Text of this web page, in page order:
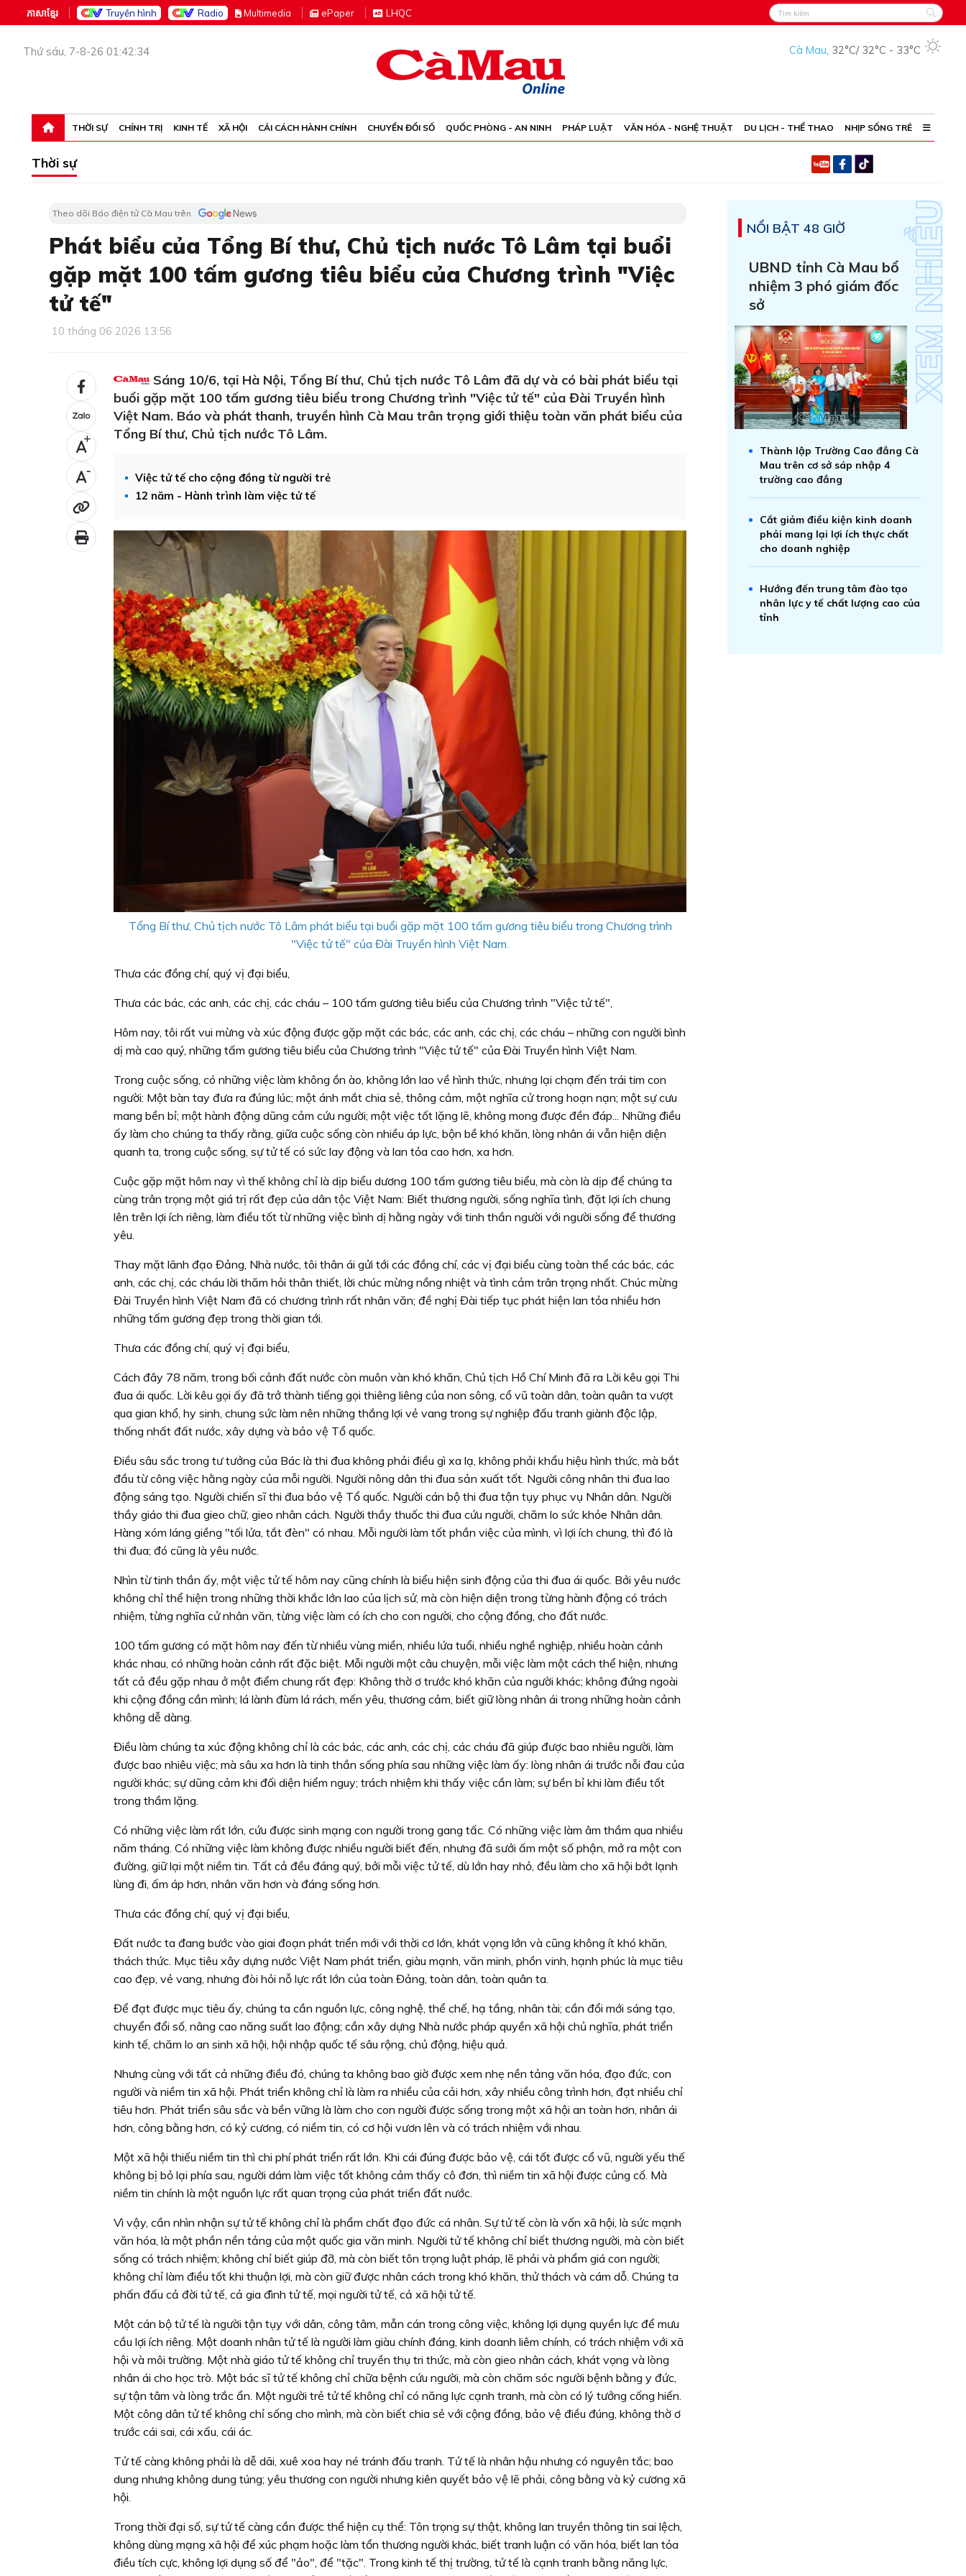
ភាសាខ្មែរ Truyền hình Radio Multimedia ePaper LHQC
Thứ sáu, 7-8-26 01:42:34 Cà Mau, 32°C/ 32°C - 33°C
THỜI SỰ CHÍNH TRỊ KINH TẾ XÃ HỘI CẢI CÁCH HÀNH CHÍNH CHUYỂN ĐỔI SỐ QUỐC PHÒNG - AN NINH PHÁP LUẬT VĂN HÓA - NGHỆ THUẬT DU LỊCH - THỂ THAO NHỊP SỐNG TRẺ
Thời sự
Theo dõi Báo điện tử Cà Mau trên
Phát biểu của Tổng Bí thư, Chủ tịch nước Tô Lâm tại buổi
gặp mặt 100 tấm gương tiêu biểu của Chương trình "Việc
tử tế"
10 tháng 06 2026 13:56
+
-
Sáng 10/6, tại Hà Nội, Tổng Bí thư, Chủ tịch nước Tô Lâm đã dự và có bài phát biểu tại
buổi gặp mặt 100 tấm gương tiêu biểu trong Chương trình "Việc tử tế" của Đài Truyền hình
Việt Nam. Báo và phát thanh, truyền hình Cà Mau trân trọng giới thiệu toàn văn phát biểu của
Tổng Bí thư, Chủ tịch nước Tô Lâm.
Việc tử tế cho cộng đồng từ người trẻ
12 năm - Hành trình làm việc tử tế
Tổng Bí thư, Chủ tịch nước Tô Lâm phát biểu tại buổi gặp mặt 100 tấm gương tiêu biểu trong Chương trình
"Việc tử tế" của Đài Truyền hình Việt Nam.
Thưa các đồng chí, quý vị đại biểu,
Thưa các bác, các anh, các chị, các cháu – 100 tấm gương tiêu biểu của Chương trình "Việc tử tế",
Hôm nay, tôi rất vui mừng và xúc động được gặp mặt các bác, các anh, các chị, các cháu – những con người bình
dị mà cao quý, những tấm gương tiêu biểu của Chương trình "Việc tử tế" của Đài Truyền hình Việt Nam.
Trong cuộc sống, có những việc làm không ồn ào, không lớn lao về hình thức, nhưng lại chạm đến trái tim con
người: Một bàn tay đưa ra đúng lúc; một ánh mắt chia sẻ, thông cảm, một nghĩa cử trong hoạn nạn; một sự cưu
mang bền bỉ; một hành động dũng cảm cứu người; một việc tốt lặng lẽ, không mong được đền đáp... Những điều
ấy làm cho chúng ta thấy rằng, giữa cuộc sống còn nhiều áp lực, bộn bề khó khăn, lòng nhân ái vẫn hiện diện
quanh ta, trong cuộc sống, sự tử tế có sức lay động và lan tỏa cao hơn, xa hơn.
Cuộc gặp mặt hôm nay vì thế không chỉ là dịp biểu dương 100 tấm gương tiêu biểu, mà còn là dịp để chúng ta
cùng trân trọng một giá trị rất đẹp của dân tộc Việt Nam: Biết thương người, sống nghĩa tình, đặt lợi ích chung
lên trên lợi ích riêng, làm điều tốt từ những việc bình dị hằng ngày với tinh thần người với người sống để thương
yêu.
Thay mặt lãnh đạo Đảng, Nhà nước, tôi thân ái gửi tới các đồng chí, các vị đại biểu cùng toàn thể các bác, các
anh, các chị, các cháu lời thăm hỏi thân thiết, lời chúc mừng nồng nhiệt và tình cảm trân trọng nhất. Chúc mừng
Đài Truyền hình Việt Nam đã có chương trình rất nhân văn; đề nghị Đài tiếp tục phát hiện lan tỏa nhiều hơn
những tấm gương đẹp trong thời gian tới.
Thưa các đồng chí, quý vị đại biểu,
Cách đây 78 năm, trong bối cảnh đất nước còn muôn vàn khó khăn, Chủ tịch Hồ Chí Minh đã ra Lời kêu gọi Thi
đua ái quốc. Lời kêu gọi ấy đã trở thành tiếng gọi thiêng liêng của non sông, cổ vũ toàn dân, toàn quân ta vượt
qua gian khổ, hy sinh, chung sức làm nên những thắng lợi vẻ vang trong sự nghiệp đấu tranh giành độc lập,
thống nhất đất nước, xây dựng và bảo vệ Tổ quốc.
Điều sâu sắc trong tư tưởng của Bác là thi đua không phải điều gì xa lạ, không phải khẩu hiệu hình thức, mà bắt
đầu từ công việc hằng ngày của mỗi người. Người nông dân thi đua sản xuất tốt. Người công nhân thi đua lao
động sáng tạo. Người chiến sĩ thi đua bảo vệ Tổ quốc. Người cán bộ thi đua tận tụy phục vụ Nhân dân. Người
thầy giáo thi đua gieo chữ, gieo nhân cách. Người thầy thuốc thi đua cứu người, chăm lo sức khỏe Nhân dân.
Hàng xóm láng giềng "tối lửa, tắt đèn" có nhau. Mỗi người làm tốt phần việc của mình, vì lợi ích chung, thì đó là
thi đua; đó cũng là yêu nước.
Nhìn từ tinh thần ấy, một việc tử tế hôm nay cũng chính là biểu hiện sinh động của thi đua ái quốc. Bởi yêu nước
không chỉ thể hiện trong những thời khắc lớn lao của lịch sử, mà còn hiện diện trong từng hành động có trách
nhiệm, từng nghĩa cử nhân văn, từng việc làm có ích cho con người, cho cộng đồng, cho đất nước.
100 tấm gương có mặt hôm nay đến từ nhiều vùng miền, nhiều lứa tuổi, nhiều nghề nghiệp, nhiều hoàn cảnh
khác nhau, có những hoàn cảnh rất đặc biệt. Mỗi người một câu chuyện, mỗi việc làm một cách thể hiện, nhưng
tất cả đều gặp nhau ở một điểm chung rất đẹp: Không thờ ơ trước khó khăn của người khác; không đứng ngoài
khi cộng đồng cần mình; lá lành đùm lá rách, mến yêu, thương cảm, biết giữ lòng nhân ái trong những hoàn cảnh
không dễ dàng.
Điều làm chúng ta xúc động không chỉ là các bác, các anh, các chị, các cháu đã giúp được bao nhiêu người, làm
được bao nhiêu việc; mà sâu xa hơn là tinh thần sống phía sau những việc làm ấy: lòng nhân ái trước nỗi đau của
người khác; sự dũng cảm khi đối diện hiểm nguy; trách nhiệm khi thấy việc cần làm; sự bền bỉ khi làm điều tốt
trong thầm lặng.
Có những việc làm rất lớn, cứu được sinh mạng con người trong gang tấc. Có những việc làm âm thầm qua nhiều
năm tháng. Có những việc làm không được nhiều người biết đến, nhưng đã sưởi ấm một số phận, mở ra một con
đường, giữ lại một niềm tin. Tất cả đều đáng quý, bởi mỗi việc tử tế, dù lớn hay nhỏ, đều làm cho xã hội bớt lạnh
lùng đi, ấm áp hơn, nhân văn hơn và đáng sống hơn.
Thưa các đồng chí, quý vị đại biểu,
Đất nước ta đang bước vào giai đoạn phát triển mới với thời cơ lớn, khát vọng lớn và cũng không ít khó khăn,
thách thức. Mục tiêu xây dựng nước Việt Nam phát triển, giàu mạnh, văn minh, phồn vinh, hạnh phúc là mục tiêu
cao đẹp, vẻ vang, nhưng đòi hỏi nỗ lực rất lớn của toàn Đảng, toàn dân, toàn quân ta.
Để đạt được mục tiêu ấy, chúng ta cần nguồn lực, công nghệ, thể chế, hạ tầng, nhân tài; cần đổi mới sáng tạo,
chuyển đổi số, nâng cao năng suất lao động; cần xây dựng Nhà nước pháp quyền xã hội chủ nghĩa, phát triển
kinh tế, chăm lo an sinh xã hội, hội nhập quốc tế sâu rộng, chủ động, hiệu quả.
Nhưng cùng với tất cả những điều đó, chúng ta không bao giờ được xem nhẹ nền tảng văn hóa, đạo đức, con
người và niềm tin xã hội. Phát triển không chỉ là làm ra nhiều của cải hơn, xây nhiều công trình hơn, đạt nhiều chỉ
tiêu hơn. Phát triển sâu sắc và bền vững là làm cho con người được sống trong một xã hội an toàn hơn, nhân ái
hơn, công bằng hơn, có kỷ cương, có niềm tin, có cơ hội vươn lên và có trách nhiệm với nhau.
Một xã hội thiếu niềm tin thì chi phí phát triển rất lớn. Khi cái đúng được bảo vệ, cái tốt được cổ vũ, người yếu thế
không bị bỏ lại phía sau, người dám làm việc tốt không cảm thấy cô đơn, thì niềm tin xã hội được củng cố. Mà
niềm tin chính là một nguồn lực rất quan trọng của phát triển đất nước.
Vì vậy, cần nhìn nhận sự tử tế không chỉ là phẩm chất đạo đức cá nhân. Sự tử tế còn là vốn xã hội, là sức mạnh
văn hóa, là một phần nền tảng của một quốc gia văn minh. Người tử tế không chỉ biết thương người, mà còn biết
sống có trách nhiệm; không chỉ biết giúp đỡ, mà còn biết tôn trọng luật pháp, lẽ phải và phẩm giá con người;
không chỉ làm điều tốt khi thuận lợi, mà còn giữ được nhân cách trong khó khăn, thử thách và cám dỗ. Chúng ta
phấn đấu cả đời tử tế, cả gia đình tử tế, mọi người tử tế, cả xã hội tử tế.
Một cán bộ tử tế là người tận tụy với dân, công tâm, mẫn cán trong công việc, không lợi dụng quyền lực để mưu
cầu lợi ích riêng. Một doanh nhân tử tế là người làm giàu chính đáng, kinh doanh liêm chính, có trách nhiệm với xã
hội và môi trường. Một nhà giáo tử tế không chỉ truyền thụ tri thức, mà còn gieo nhân cách, khát vọng và lòng
nhân ái cho học trò. Một bác sĩ tử tế không chỉ chữa bệnh cứu người, mà còn chăm sóc người bệnh bằng y đức,
sự tận tâm và lòng trắc ẩn. Một người trẻ tử tế không chỉ có năng lực cạnh tranh, mà còn có lý tưởng cống hiến.
Một công dân tử tế không chỉ sống cho mình, mà còn biết chia sẻ với cộng đồng, bảo vệ điều đúng, không thờ ơ
trước cái sai, cái xấu, cái ác.
Tử tế càng không phải là dễ dãi, xuê xoa hay né tránh đấu tranh. Tử tế là nhân hậu nhưng có nguyên tắc; bao
dung nhưng không dung túng; yêu thương con người nhưng kiên quyết bảo vệ lẽ phải, công bằng và kỷ cương xã
hội.
Trong thời đại số, sự tử tế càng cần được thể hiện cụ thể: Tôn trọng sự thật, không lan truyền thông tin sai lệch,
không dùng mạng xã hội để xúc phạm hoặc làm tổn thương người khác, biết tranh luận có văn hóa, biết lan tỏa
điều tích cực, không lợi dụng số để "ảo", để "tặc". Trong kinh tế thị trường, tử tế là cạnh tranh bằng năng lực,
NỔI BẬT 48 GIỜ
UBND tỉnh Cà Mau bổ
nhiệm 3 phó giám đốc
sở
Thành lập Trường Cao đẳng Cà
Mau trên cơ sở sáp nhập 4
trường cao đẳng
Cắt giảm điều kiện kinh doanh
phải mang lại lợi ích thực chất
cho doanh nghiệp
Hướng đến trung tâm đào tạo
nhân lực y tế chất lượng cao của
tỉnh